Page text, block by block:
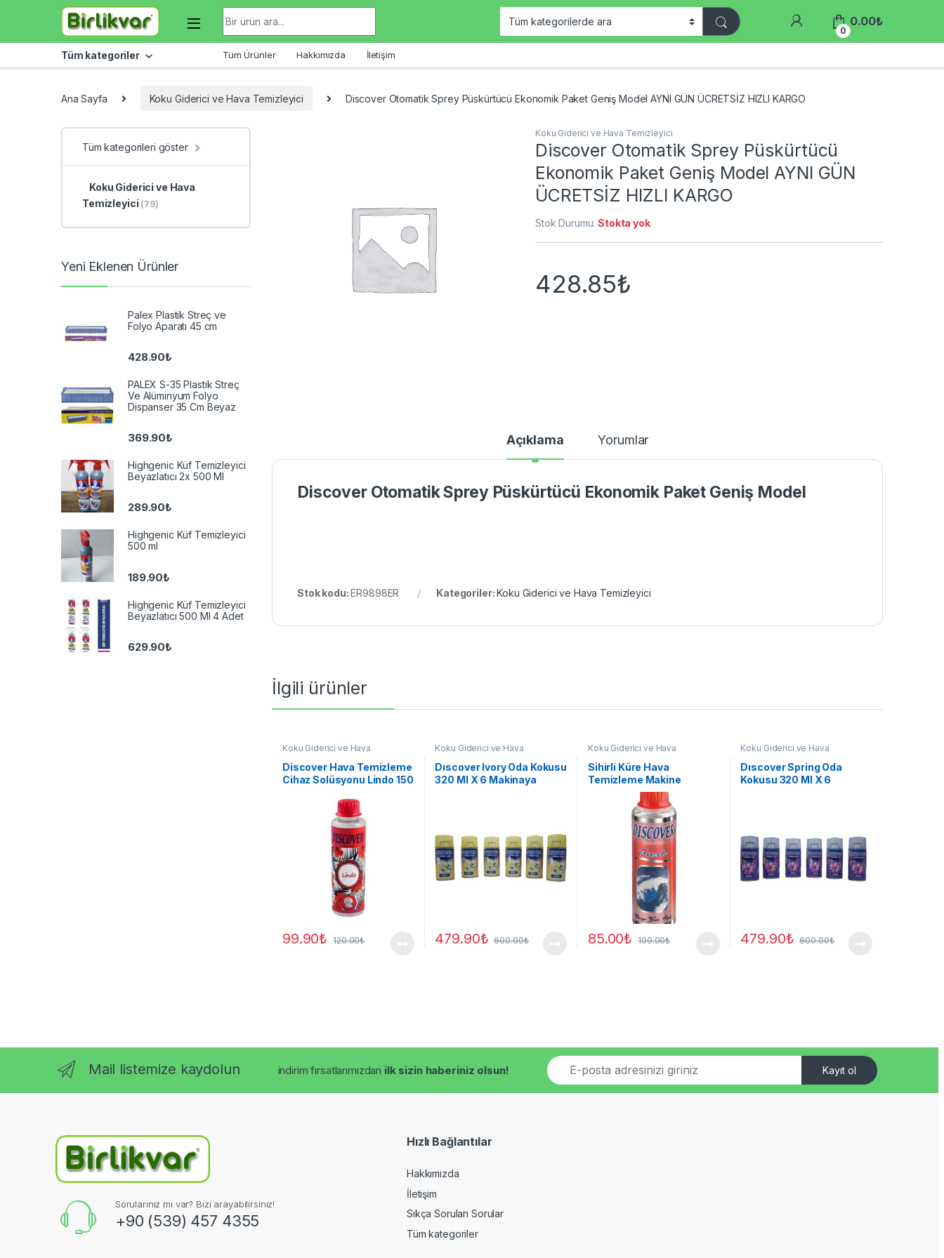
Skip to navigation
Skip to content
0
0.00₺
Tüm kategoriler Tüm Ürünler Hakkımızda İletişim
Ana Sayfa Koku Giderici ve Hava Temizleyici Discover Otomatik Sprey Püskürtücü Ekonomik Paket Geniş Model AYNI GÜN ÜCRETSİZ HIZLI KARGO
Koku Giderici ve Hava Temizleyici
Discover Otomatik Sprey Püskürtücü
Ekonomik Paket Geniş Model AYNI GÜN
ÜCRETSİZ HIZLI KARGO
Stok Durumu:Stokta yok
428.85₺
Açıklama Yorumlar
Discover Otomatik Sprey Püskürtücü Ekonomik Paket Geniş Model
Stok kodu:ER9898ER Kategoriler:Koku Giderici ve Hava Temizleyici
İlgili ürünler
Koku Giderici ve Hava
Discover Hava Temizleme
Cihaz Solüsyonu Lindo 150
99.90₺ 120.00₺
Koku Giderici ve Hava
Dıscover Ivory Oda Kokusu
320 Ml X 6 Makinaya
479.90₺ 600.00₺
Koku Giderici ve Hava
Sihirli Küre Hava
Temizleme Makine
Solüsyonu Fresh 150ml
85.00₺ 100.00₺
Koku Giderici ve Hava
Dıscover Spring Oda
Kokusu 320 Ml X 6
479.90₺ 600.00₺
Tüm kategorileri göster
Koku Giderici ve Hava
Temizleyici (79)
Yeni Eklenen Ürünler
Palex Plastik Streç ve
Folyo Aparatı 45 cm
428.90₺
PALEX S-35 Plastik Streç
Ve Alüminyum Folyo
Dispanser 35 Cm Beyaz
369.90₺
Highgenic Küf Temizleyici
Beyazlatıcı 2x 500 Ml
289.90₺
Highgenic Küf Temizleyici
500 ml
189.90₺
Highgenic Küf Temizleyici
Beyazlatıcı 500 Ml 4 Adet
629.90₺
Mail listemize kaydolun indirim fırsatlarımızdan ilk sizin haberiniz olsun!
E
m
a
Kayıt ol
Sorularınız mı var? Bizi arayabilirsiniz!
+90 (539) 457 4355
Hızlı Bağlantılar
Hakkımızda
İletişim
Sıkça Sorulan Sorular
Tüm kategoriler